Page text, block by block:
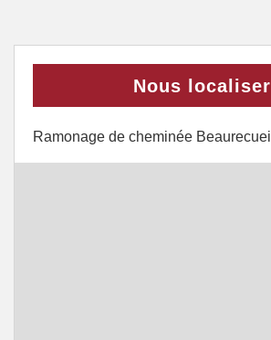
Nous localiser
Ramonage de cheminée Beaurecueil